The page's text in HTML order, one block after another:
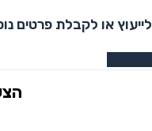
לייעוץ או לקבלת פרטים